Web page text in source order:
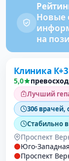
Новые
на
Клиника
5,0
Лучший
306 врачей,
Стабильно в
Проспект
Юго-Западная
Проспект